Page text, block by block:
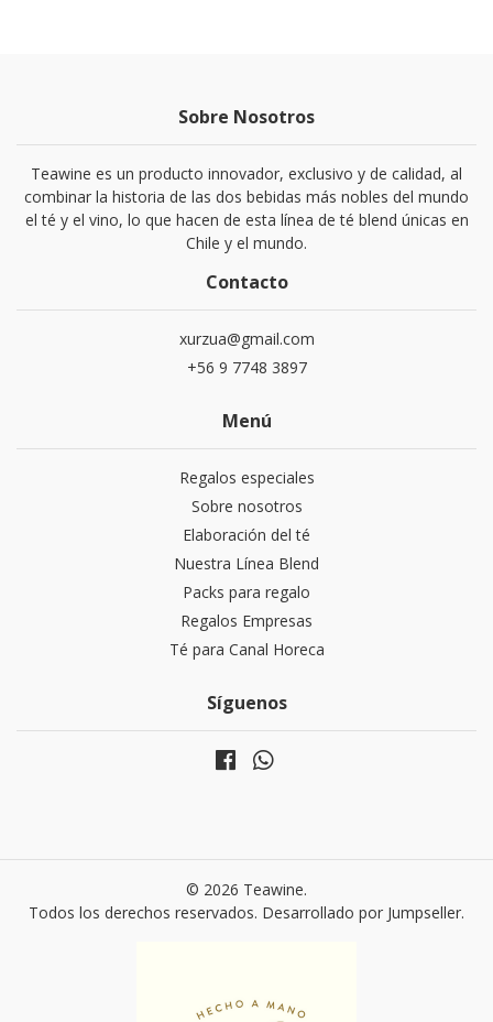
Sobre Nosotros
Teawine es un producto innovador, exclusivo y de calidad, al
combinar la historia de las dos bebidas más nobles del mundo
el té y el vino, lo que hacen de esta línea de té blend únicas en
Chile y el mundo.
Contacto
xurzua@gmail.com
+56 9 7748 3897
Menú
Regalos especiales
Sobre nosotros
Elaboración del té
Nuestra Línea Blend
Packs para regalo
Regalos Empresas
Té para Canal Horeca
Síguenos
© 2026 Teawine.
Todos los derechos reservados. Desarrollado por Jumpseller.